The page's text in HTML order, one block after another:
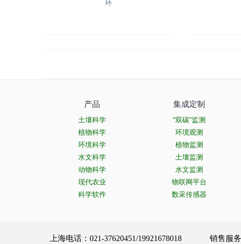
环
产品
土壤科学
植物科学
环境科学
水文科学
动物科学
现代农业
科学软件
集成定制
“双碳”监测
环境观测
植物监测
土壤监测
水文监测
物联网平台
数采传感器
上海电话：021-37620451/19921678018 销售服务